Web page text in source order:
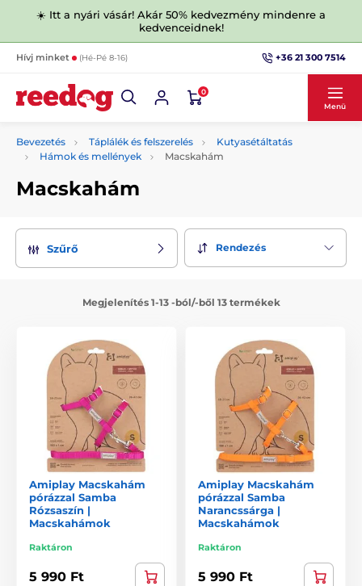
☀️ Itt a nyári vásár! Akár 50% kedvezmény mindenre a
kedvenceidnek!
Hívj minket (Hé-Pé 8-16) +36 21 300 7514
0
Menü
Bevezetés Táplálék és felszerelés
Kutyasétáltatás
Hámok és mellények
Macskahám
Macskahám
Szűrő Rendezés
Megjelenítés 1-13 -ból/-ből 13 termékek
Amiplay Macskahám
pórázzal Samba
Rózsaszín |
Macskahámok
Raktáron
5 990 Ft
Amiplay Macskahám
pórázzal Samba
Narancssárga |
Macskahámok
Raktáron
5 990 Ft